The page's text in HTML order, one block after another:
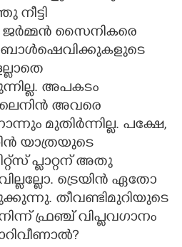
ജർമ്മൻ സൈനികരെ
ബോൾഷെവിക്കുകളുടെ
അപകടം
ലെനിൻ അവരെ
മുതിർന്നില്ല. പക്ഷേ,​
യാത്രയുടെ
പ്ളാറ്റന് അതു
ട്രെയിൻ ഏതോ
തീവണ്ടിമുറിയുടെ
ഫ്രഞ്ച് വിപ്ളവഗാനം